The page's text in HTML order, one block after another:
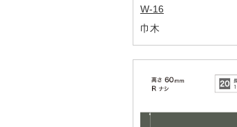
W-16
巾木